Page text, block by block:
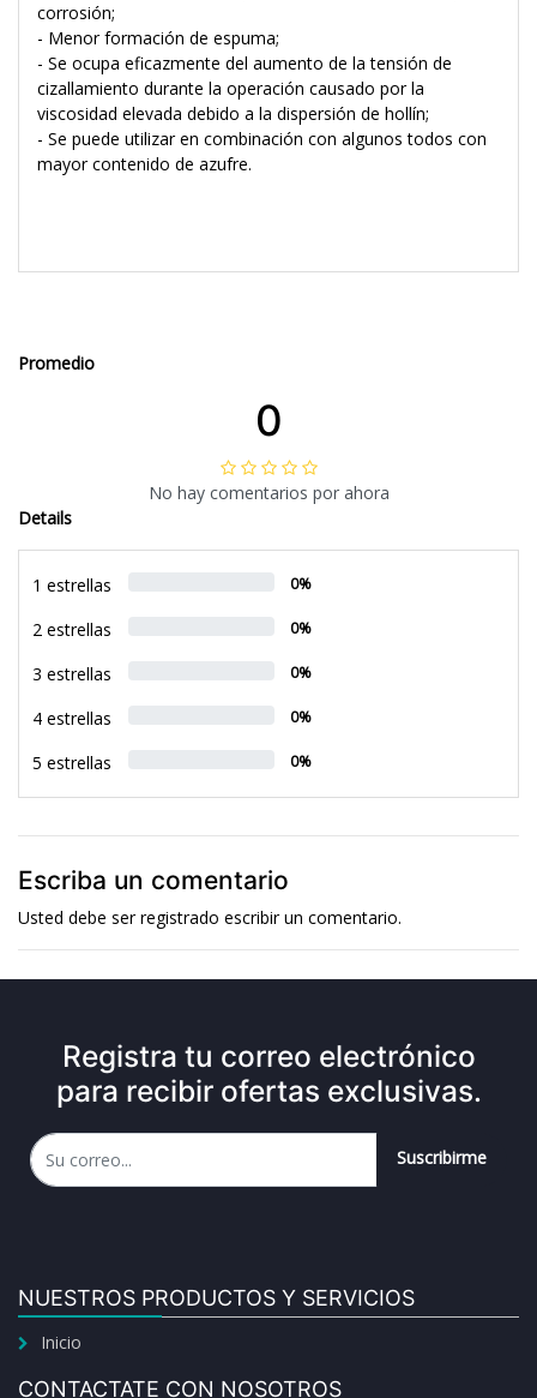
corrosión;
- Menor formación de espuma;
- Se ocupa eficazmente del aumento de la tensión de
cizallamiento durante la operación causado por la
viscosidad elevada debido a la dispersión de hollín;
- Se puede utilizar en combinación con algunos todos con
mayor contenido de azufre.
Promedio
0
No hay comentarios por ahora
Details
1 estrellas 0%
2 estrellas 0%
3 estrellas 0%
4 estrellas 0%
5 estrellas 0%
Escriba un comentario
Usted debe serregistrado escribir un comentario.
Registra tu correo electrónico
para recibir ofertas exclusivas.
Suscribirme
NUESTROS PRODUCTOS Y SERVICIOS
Inicio
CONTACTATE CON NOSOTROS